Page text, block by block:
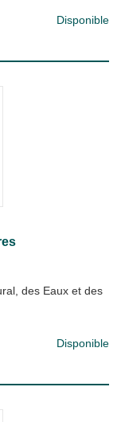
Disponible
des Eaux et des
Disponible